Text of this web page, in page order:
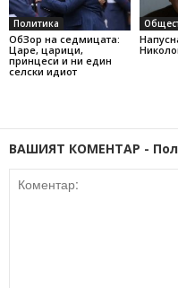
Политика
ОбЗор на седмицата:
Царе, царици,
принцеси и ни един
селски идиот
ВАШИЯТ КОМЕНТАР -